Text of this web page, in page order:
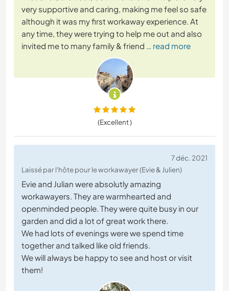
very supportive and caring, making me feel so safe
although it was my first workaway experience. At
any time, they were trying to help me out and also
invited me to many family & friend … read more
(Excellent )
7 déc. 2021
Laissé par l'hôte pour le workawayer (Evie & Julien)
Evie and Julian were absolutly amazing
workawayers. They are warmhearted and
openminded people. They were quite busy in our
garden and did a lot of great work there.
We had lots of evenings were we spend time
together and talked like old friends.
We will always be happy to see and host or visit
them!